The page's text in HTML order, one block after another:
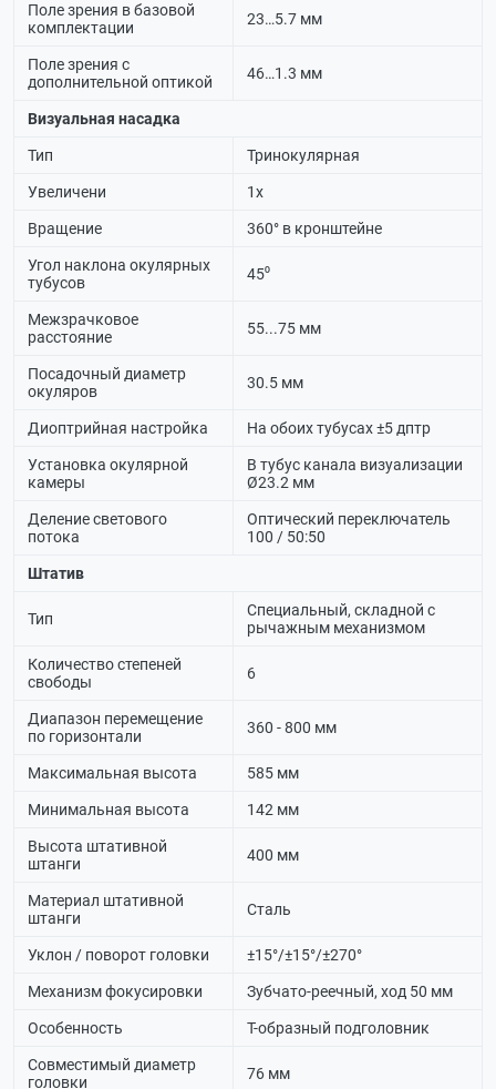
Поле зрения в базовой
комплектации
23…5.7 мм
Поле зрения с
дополнительной оптикой
46…1.3 мм
Визуальная насадка
Тип Тринокулярная
Увеличени 1х
Вращение 360° в кронштейне
Угол наклона окулярных
тубусов
45⁰
Межзрачковое
расстояние
55...75 мм
Посадочный диаметр
окуляров
30.5 мм
Диоптрийная настройка На обоих тубусах ±5 дптр
Установка окулярной
камеры
В тубус канала визуализации
Ø23.2 мм
Деление светового
потока
Оптический переключатель
100 / 50:50
Штатив
Тип
Специальный, складной с
рычажным механизмом
Количество степеней
свободы
6
Диапазон перемещение
по горизонтали
360 - 800 мм
Максимальная высота 585 мм
Минимальная высота 142 мм
Высота штативной
штанги
400 мм
Материал штативной
штанги
Сталь
Уклон / поворот головки ±15°/±15°/±270°
Механизм фокусировки Зубчато-реечный, ход 50 мм
Особенность Т-образный подголовник
Совместимый диаметр
головки
76 мм